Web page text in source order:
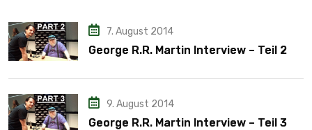
7. August 2014
George R.R. Martin Interview – Teil 2
9. August 2014
George R.R. Martin Interview – Teil 3